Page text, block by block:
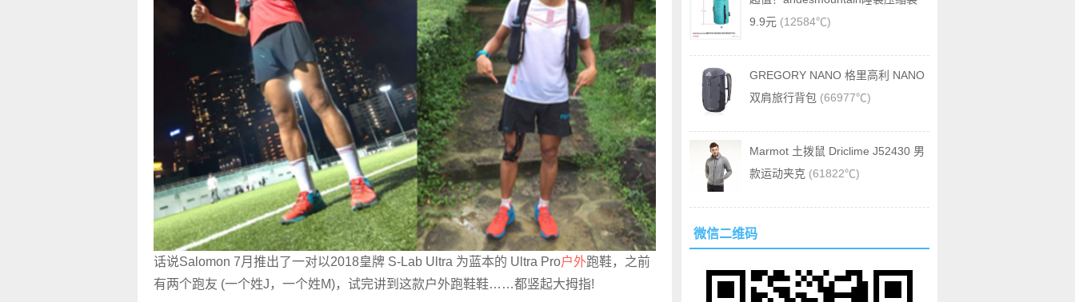
话说Salomon 7月推出了一对以2018皇牌 S-Lab Ultra 为蓝本的 Ultra Pro户外跑鞋，之前
有两个跑友 (一个姓J，一个姓M)，试完讲到这款户外跑鞋鞋……都竖起大拇指!
9.9元 (12584℃)
GREGORY NANO 格里高利 NANO
双肩旅行背包 (66977℃)
Marmot 土拨鼠 Driclime J52430 男
款运动夹克 (61822℃)
微信二维码